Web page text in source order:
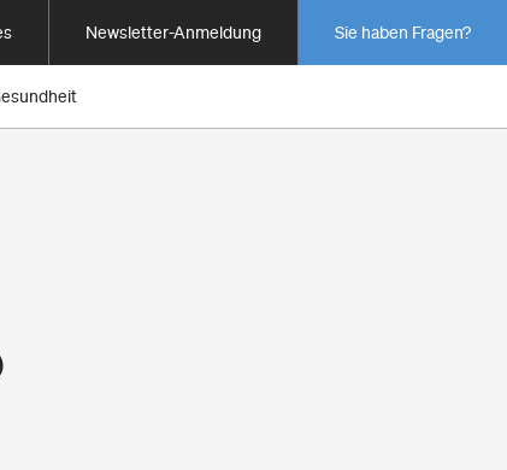
Newsletter-Anmeldung Sie haben Fragen?